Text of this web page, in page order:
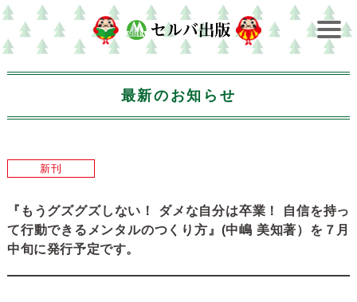
最新のお知らせ
新刊
『もうグズグズしない！ ダメな自分は卒業！ 自信を持っ
て行動できるメンタルのつくり方』(中嶋 美知著）を７月
中旬に発行予定です。